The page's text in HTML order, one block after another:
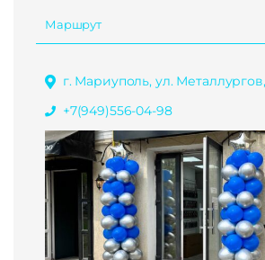
Маршрут
г. Мариуполь, ул.
+7(949)556-04-98